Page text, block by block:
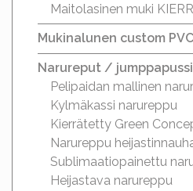
Maitolasinen muki
Mukinalunen custom PVC
Narureput /
Pelipaidan mallinen
Kylmäkassi narureppu
Kierrätetty Green
Narureppu
Sublimaatiopainettu
Heijastava narureppu